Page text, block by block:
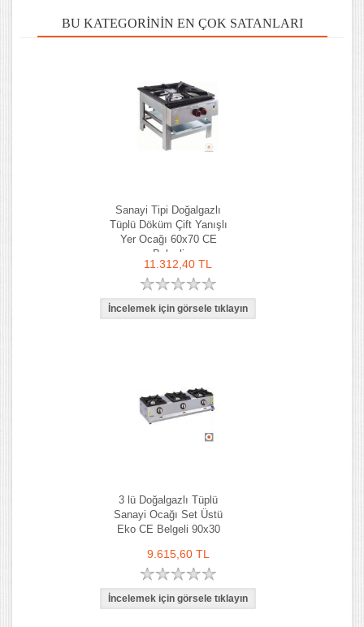
BU KATEGORININ EN ÇOK SATANLARI
Sanayi Tipi Doğalgazlı
Tüplü Döküm Çift Yanışlı
Yer Ocağı 60x70 CE
Belgeli
11.312,40 TL
3 lü Doğalgazlı Tüplü
Sanayi Ocağı Set Üstü
Eko CE Belgeli 90x30
9.615,60 TL